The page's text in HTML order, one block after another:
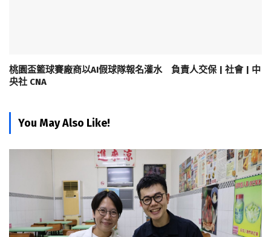
桃園盃籃球賽廠商以AI假球隊報名灌水 負責人交保 | 社會 | 中
央社 CNA
You May Also Like!